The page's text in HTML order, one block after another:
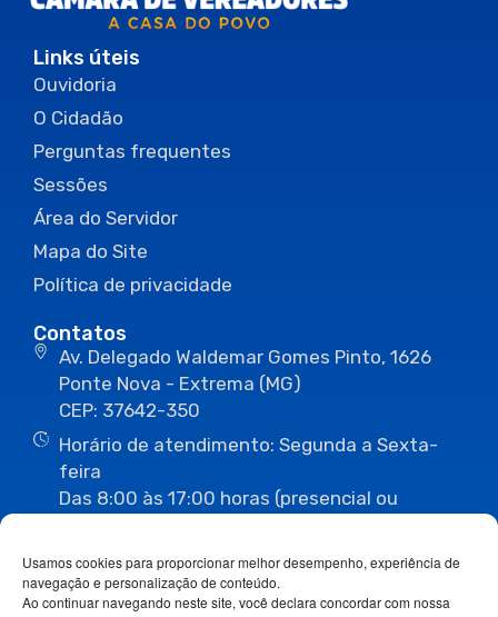
Usamos cookies para proporcionar melhor desempenho, experiência de
navegação e personalização de conteúdo.
Ao continuar navegando neste site, você declara concordar com nossa
Links úteis
Ouvidoria
O Cidadão
Perguntas frequentes
Sessões
Área do Servidor
Mapa do Site
Política de privacidade
Contatos
Av. Delegado Waldemar Gomes Pinto, 1626
Ponte Nova - Extrema (MG)
CEP: 37642-350
Horário de atendimento: Segunda a Sexta-
feira
Das 8:00 às 17:00 horas (presencial ou
(35) 3435-1112 (35) 3435-3063
ouvidoria@camaraextrema.mg.gov.br
imprensa@camaraextrema.mg.gov.br